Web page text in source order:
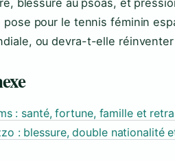
pose pour le tennis féminin
ou devra-t-elle
: santé, fortune, famille et
: blessure, double nationalité